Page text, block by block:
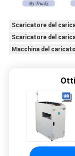
Scaricatore del
Scaricatore del
Macchina del